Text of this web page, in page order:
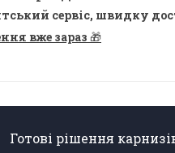
сервіс, швидку
вже зараз 🎁
Готові рішення